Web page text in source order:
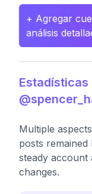
+ Agregar
análisis
Multiple
posts remained
steady account
changes.